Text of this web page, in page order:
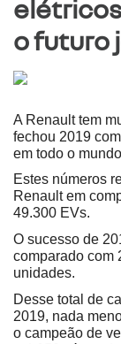
o futuro
A Renault tem
fechou 2019
em todo o
Estes números
Renault em
49.300 EVs.
O sucesso de
comparado com
unidades.
Desse total de
2019, nada
o campeão de